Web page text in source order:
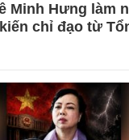
Minh Hưng làm
chỉ đạo từ